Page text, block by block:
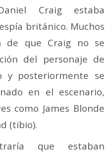
Craig estaba
británico. Muchos
de que Craig no se
del personaje de
y posteriormente se
en el escenario,
como James Blonde
(tibio).
que estaban